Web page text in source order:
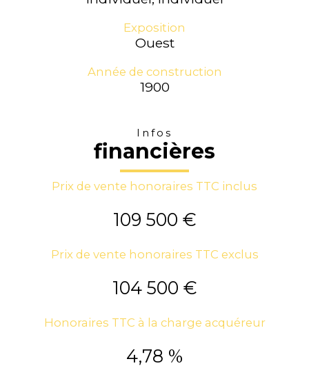
Exposition
Ouest
Année de construction
1900
Infos
financières
Prix de vente honoraires TTC inclus
109 500 €
Prix de vente honoraires TTC exclus
104 500 €
Honoraires TTC à la charge acquéreur
4,78 %